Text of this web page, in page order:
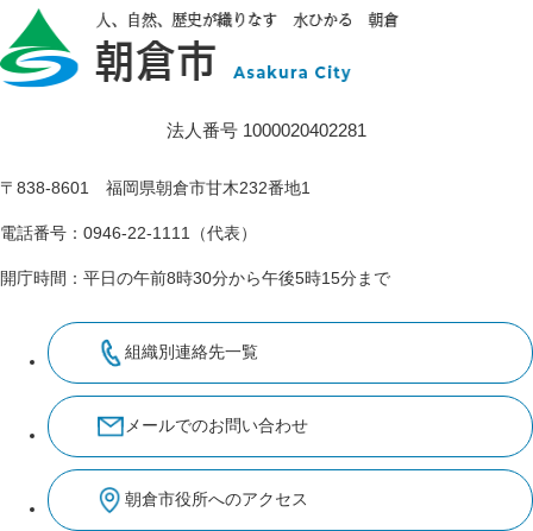
法人番号 1000020402281
〒838-8601 福岡県朝倉市甘木232番地1
電話番号：0946-22-1111（代表）
開庁時間：平日の午前8時30分から午後5時15分まで
組織別連絡先一覧
メールでのお問い合わせ
朝倉市役所へのアクセス